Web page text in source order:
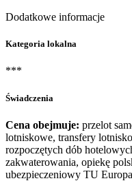
Dodatkowe informacje
Kategoria lokalna
***
Świadczenia
Cena obejmuje: przelot
lotniskowe, transfery
rozpoczętych dób
zakwaterowania, opiekę
ubezpieczeniowy TU